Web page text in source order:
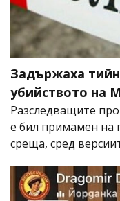
Задържаха
убийството на
Разследващите
е бил примамен на
среща, сред